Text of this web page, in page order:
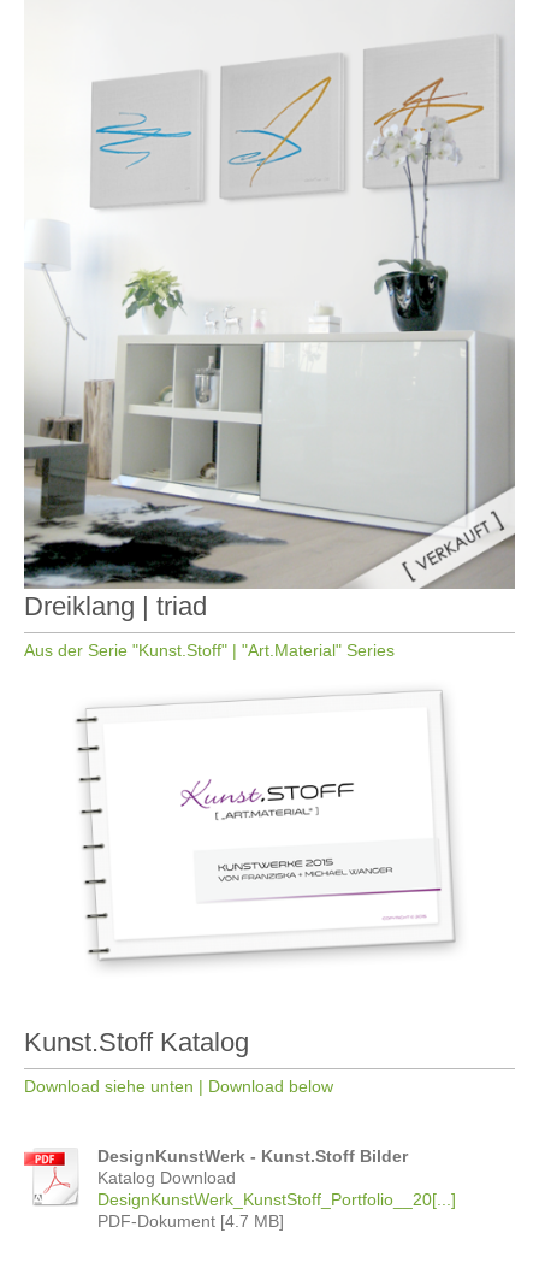
Dreiklang | triad
Aus der Serie "Kunst.Stoff" | "Art.Material" Series
Kunst.Stoff Katalog
Download siehe unten | Download below
DesignKunstWerk - Kunst.Stoff Bilder
Katalog Download
DesignKunstWerk_KunstStoff_Portfolio__20[...]
PDF-Dokument [4.7 MB]